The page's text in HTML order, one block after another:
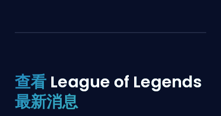
查看 League of Legends
最新消息